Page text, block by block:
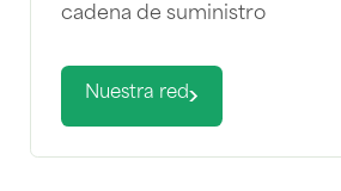
cadena de suministro
Nuestra red